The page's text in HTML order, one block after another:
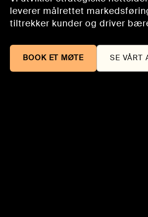
leverer målrettet
tiltrekker kunder og driver
BOOK ET MØTE SE VÅRT